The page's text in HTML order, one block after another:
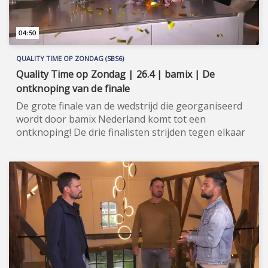
QUALITY TIME OP ZONDAG (SBS6)
Quality Time op Zondag | 26.4 | bamix | De
ontknoping van de finale
De grote finale van de wedstrijd die georganiseerd
wordt door bamix Nederland komt tot een
ontknoping! De drie finalisten strijden tegen elkaar
Zondag is een nieuw, eigentijds lifestyle-
programma, waarin wekelijks een breed spectrum
aan welzijns- en welvaartsthema’s de revue
passeert. Denk hierbij onder andere aan items over
beauty, gezin, gezondheid en wonen. De presentatie
van dit veelzijdige tv-programma op zondagmiddag
is onder meer in handen van de nog altijd populaire
oud-Utopianen Beau Nellissen, Romy Koldenhof en
Cemal Hazebroek. Wil je de hele aflevering bekijken
04:50